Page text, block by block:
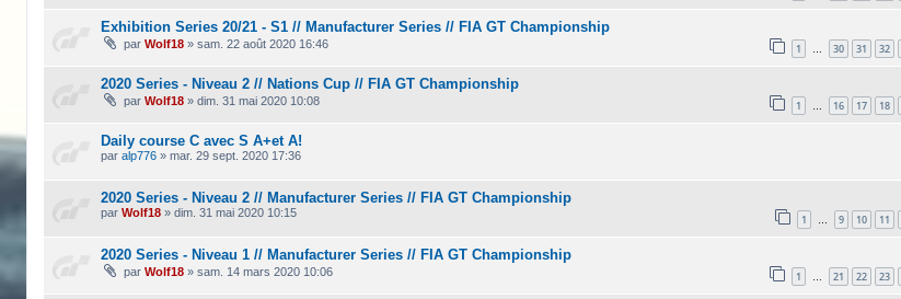
Exhibition Series 20/21 - S1 // Manufacturer Series // FIA GT Championship
parWolf18 »sam. 22 août 2020 16:46 1 … 30 31 32
2020 Series - Niveau 2 // Nations Cup // FIA GT Championship
parWolf18 »dim. 31 mai 2020 10:08 1 … 16 17 18
Daily course C avec S A+et A!
paralp776 »mar. 29 sept. 2020 17:36
2020 Series - Niveau 2 // Manufacturer Series // FIA GT Championship
parWolf18 »dim. 31 mai 2020 10:15 1 … 9 10 11
2020 Series - Niveau 1 // Manufacturer Series // FIA GT Championship
parWolf18 »sam. 14 mars 2020 10:06 1 … 21 22 23